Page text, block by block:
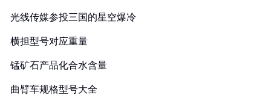
光线传媒参投三国的星空爆冷
横担型号对应重量
锰矿石产品化合水含量
曲臂车规格型号大全